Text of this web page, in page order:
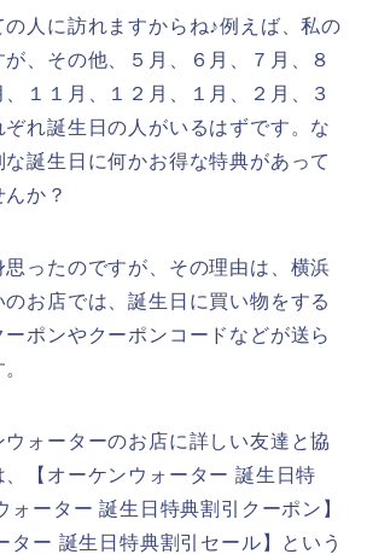
人に訪れますからね♪例えば、私の
、その他、５月、６月、７月、８
１１月、１２月、１月、２月、３
ぞれ誕生日の人がいるはずです。な
誕生日に何かお得な特典があって
か？
思ったのですが、その理由は、横浜
お店では、誕生日に買い物をする
ポンやクーポンコードなどが送ら
ォーターのお店に詳しい友達と協
【オーケンウォーター 誕生日特
ォーター 誕生日特典割引クーポン】
ター 誕生日特典割引セール】という